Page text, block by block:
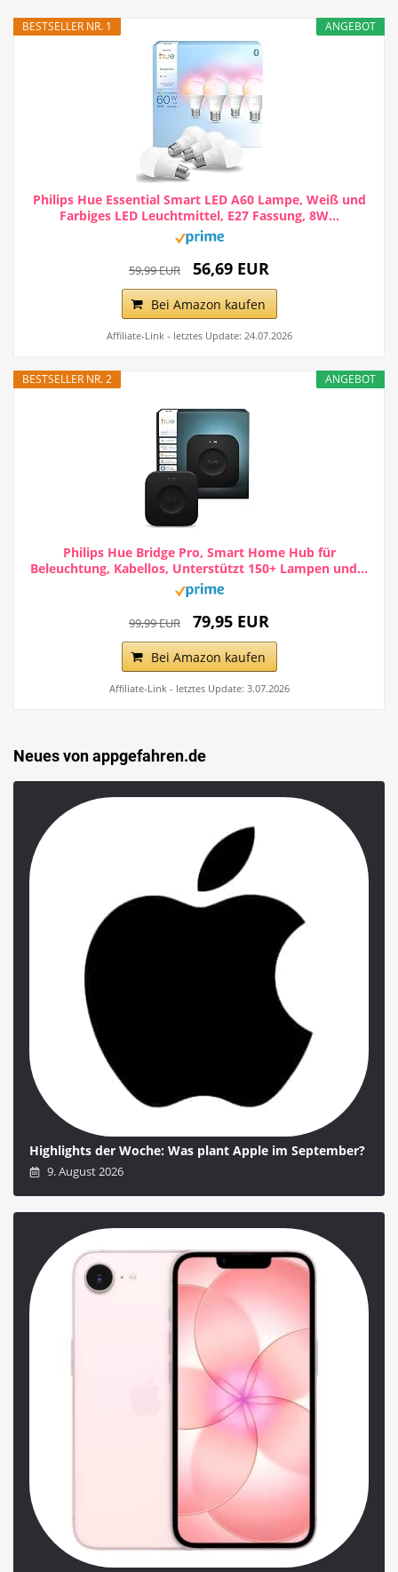
ANGEBOT
BESTSELLER NR. 1
Philips Hue Essential Smart LED A60 Lampe, Weiß und
Farbiges LED Leuchtmittel, E27 Fassung, 8W...
59,99 EUR 56,69 EUR
Bei Amazon kaufen
Affiliate-Link - letztes Update: 24.07.2026
ANGEBOT
BESTSELLER NR. 2
Philips Hue Bridge Pro, Smart Home Hub für
Beleuchtung, Kabellos, Unterstützt 150+ Lampen und...
99,99 EUR 79,95 EUR
Bei Amazon kaufen
Affiliate-Link - letztes Update: 3.07.2026
Neues von appgefahren.de
Highlights der Woche: Was plant Apple im September?
9. August 2026